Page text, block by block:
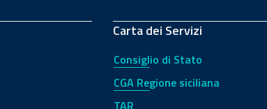
Carta dei Servizi
Consiglio di Stato
CGA Regione siciliana
TAR